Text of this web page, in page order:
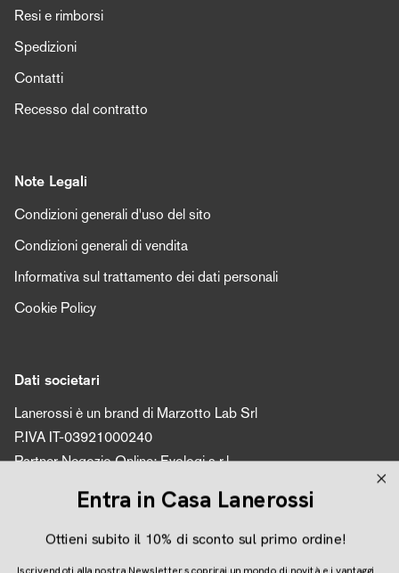
Resi e rimborsi
Spedizioni
Contatti
Recesso dal contratto
Note Legali
Condizioni generali d'uso del sito
Condizioni generali di vendita
Informativa sul trattamento dei dati personali
Cookie Policy
Dati societari
Lanerossi è un brand di Marzotto Lab Srl
P.IVA IT-03921000240
Partner Negozio Online: Evologi s.r.l.
Seguici
Entra in Casa Lanerossi
Ottieni subito il 10% di sconto sul primo ordine!